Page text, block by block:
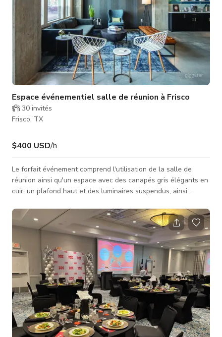
Espace événementiel salle de réunion à Frisco
30 invités
Frisco, TX
$400 USD/h
Le forfait événement comprend l'utilisation de la salle de
réunion ainsi qu'un espace avec des canapés gris élégants en
cuir, un plafond haut et des luminaires suspendus, ainsi
avec un comptoir de buffet pour une excellente expérience de
réunions de groupe. Forfaits événementiels INCLUENT : •
Événement jusqu'à 2 heures (total 3,5 heures / 45 min
installation, 45 min démontage) • Aide à l'installation et au
démontage